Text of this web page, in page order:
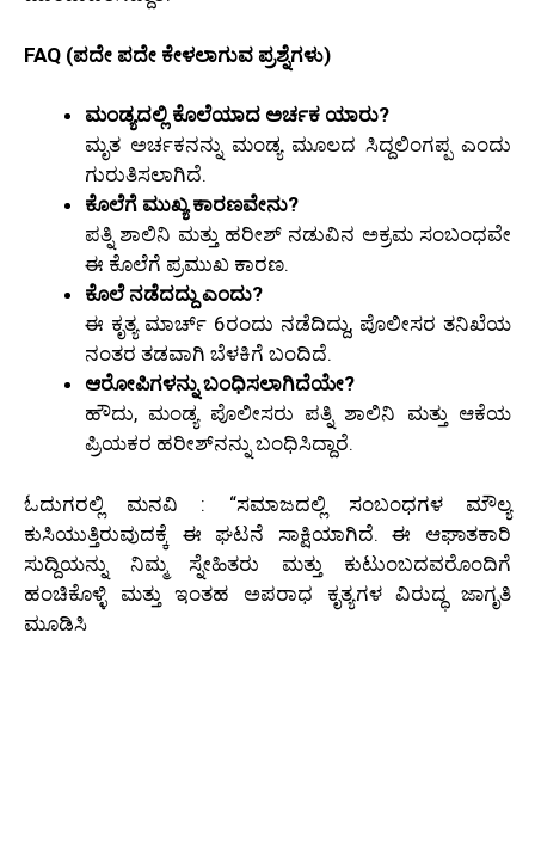
FAQ (ಪದೇ ಪದೇ ಕೇಳಲಾಗುವ ಪ್ರಶ್ನೆಗಳು)
ಮಂಡ್ಯದಲ್ಲಿ ಕೊಲೆಯಾದ ಅರ್ಚಕ ಯಾರು?
ಮೃತ ಅರ್ಚಕನನ್ನು ಮಂಡ್ಯ ಮೂಲದ ಸಿದ್ದಲಿಂಗಪ್ಪ ಎಂದು
ಗುರುತಿಸಲಾಗಿದೆ.
ಕೊಲೆಗೆ ಮುಖ್ಯ ಕಾರಣವೇನು?
ಪತ್ನಿ ಶಾಲಿನಿ ಮತ್ತು ಹರೀಶ್ ನಡುವಿನ ಅಕ್ರಮ ಸಂಬಂಧವೇ
ಈ ಕೊಲೆಗೆ ಪ್ರಮುಖ ಕಾರಣ.
ಕೊಲೆ ನಡೆದದ್ದು ಎಂದು?
ಈ ಕೃತ್ಯ ಮಾರ್ಚ್ 6ರಂದು ನಡೆದಿದ್ದು, ಪೊಲೀಸರ ತನಿಖೆಯ
ನಂತರ ತಡವಾಗಿ ಬೆಳಕಿಗೆ ಬಂದಿದೆ.
ಆರೋಪಿಗಳನ್ನು ಬಂಧಿಸಲಾಗಿದೆಯೇ?
ಹೌದು, ಮಂಡ್ಯ ಪೊಲೀಸರು ಪತ್ನಿ ಶಾಲಿನಿ ಮತ್ತು ಆಕೆಯ
ಪ್ರಿಯಕರ ಹರೀಶ್‌ನನ್ನು ಬಂಧಿಸಿದ್ದಾರೆ.
ಓದುಗರಲ್ಲಿ ಮನವಿ : “ಸಮಾಜದಲ್ಲಿ ಸಂಬಂಧಗಳ ಮೌಲ್ಯ
ಕುಸಿಯುತ್ತಿರುವುದಕ್ಕೆ ಈ ಘಟನೆ ಸಾಕ್ಷಿಯಾಗಿದೆ. ಈ ಆಘಾತಕಾರಿ
ಸುದ್ದಿಯನ್ನು ನಿಮ್ಮ ಸ್ನೇಹಿತರು ಮತ್ತು ಕುಟುಂಬದವರೊಂದಿಗೆ
ಹಂಚಿಕೊಳ್ಳಿ ಮತ್ತು ಇಂತಹ ಅಪರಾಧ ಕೃತ್ಯಗಳ ವಿರುದ್ಧ ಜಾಗೃತಿ
ಮೂಡಿಸಿ